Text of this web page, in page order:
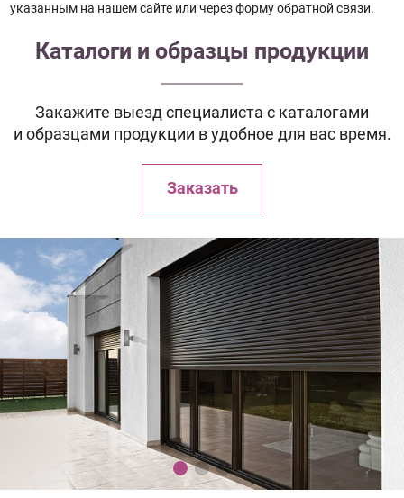
указанным на нашем сайте или через форму обратной связи.
Каталоги и образцы продукции
Закажите выезд специалиста с каталогами
и образцами продукции в удобное для вас время.
Заказать